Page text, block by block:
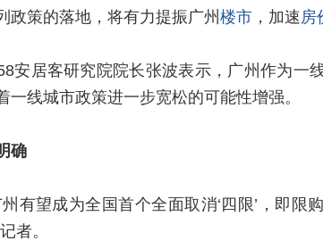
政策的落地，将有力提振广州楼市 ，加速 房
安居客研究院院长张波表示，广州作为一
一线城市政策进一步宽松的可能性增强。
确
有望成为全国首个全面取消‘四限’，即限
者。